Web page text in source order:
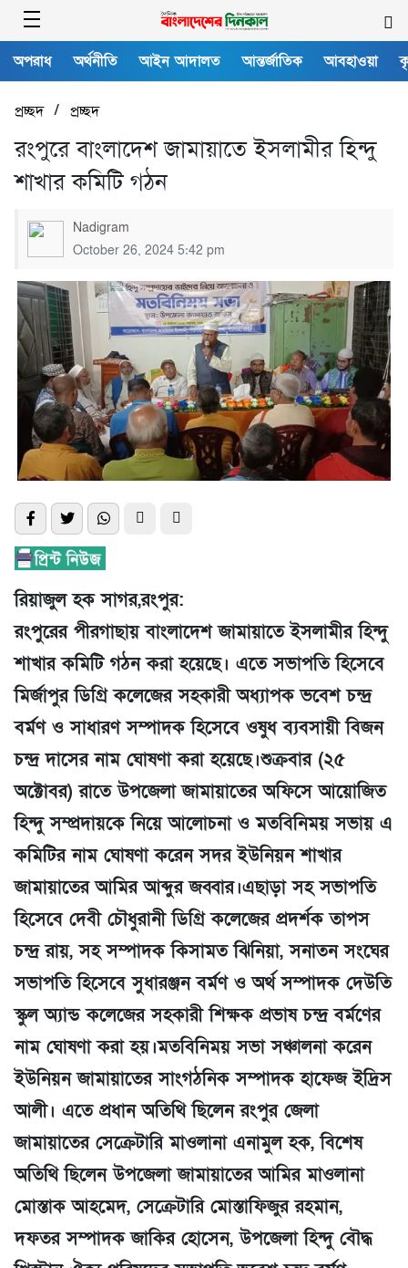
অপরাধ অর্থনীতি আইন আদালত আন্তর্জাতিক আবহাওয়া
প্রচ্ছদ/ প্রচ্ছদ
রংপুরে বাংলাদেশ জামায়াতে ইসলামীর হিন্দু
শাখার কমিটি গঠন
Nadigram
October 26, 2024 5:42 pm
রিয়াজুল হক সাগর,রংপুর:
রংপুরের পীরগাছায় বাংলাদেশ জামায়াতে ইসলামীর হিন্দু
শাখার কমিটি গঠন করা হয়েছে। এতে সভাপতি হিসেবে
মির্জাপুর ডিগ্রি কলেজের সহকারী অধ্যাপক ভবেশ চন্দ্র
বর্মণ ও সাধারণ সম্পাদক হিসেবে ওষুধ ব্যবসায়ী বিজন
চন্দ্র দাসের নাম ঘোষণা করা হয়েছে।শুক্রবার (২৫
অক্টোবর) রাতে উপজেলা জামায়াতের অফিসে আয়োজিত
হিন্দু সম্প্রদায়কে নিয়ে আলোচনা ও মতবিনিময় সভায় এ
কমিটির নাম ঘোষণা করেন সদর ইউনিয়ন শাখার
জামায়াতের আমির আব্দুর জব্বার।এছাড়া সহ সভাপতি
হিসেবে দেবী চৌধুরানী ডিগ্রি কলেজের প্রদর্শক তাপস
চন্দ্র রায়, সহ সম্পাদক কিসামত ঝিনিয়া, সনাতন সংঘের
সভাপতি হিসেবে সুধারঞ্জন বর্মণ ও অর্থ সম্পাদক দেউতি
স্কুল অ্যান্ড কলেজের সহকারী শিক্ষক প্রভাষ চন্দ্র বর্মণের
নাম ঘোষণা করা হয়।মতবিনিময় সভা সঞ্চালনা করেন
ইউনিয়ন জামায়াতের সাংগঠনিক সম্পাদক হাফেজ ইদ্রিস
আলী। এতে প্রধান অতিথি ছিলেন রংপুর জেলা
জামায়াতের সেক্রেটারি মাওলানা এনামুল হক, বিশেষ
অতিথি ছিলেন উপজেলা জামায়াতের আমির মাওলানা
মোস্তাক আহমেদ, সেক্রেটারি মোস্তাফিজুর রহমান,
দফতর সম্পাদক জাকির হোসেন, উপজেলা হিন্দু বৌদ্ধ